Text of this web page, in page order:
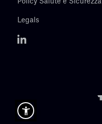
Policy Salute e Sicurezza
Legals